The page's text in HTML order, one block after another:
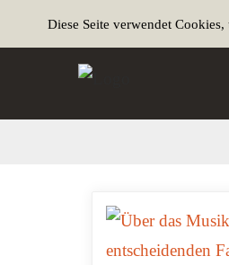
Diese Seite verwendet